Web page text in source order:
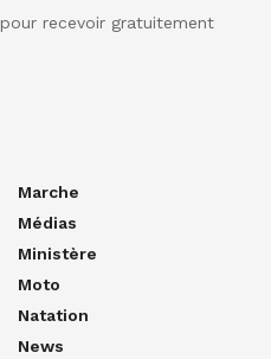
recevoir gratuitement
Marche
Médias
Ministère
Moto
Natation
News